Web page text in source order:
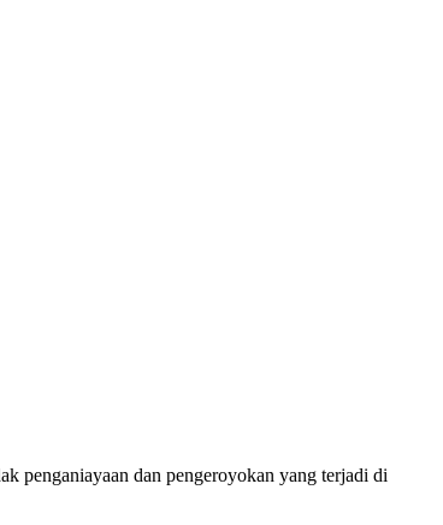
penganiayaan dan pengeroyokan yang terjadi di